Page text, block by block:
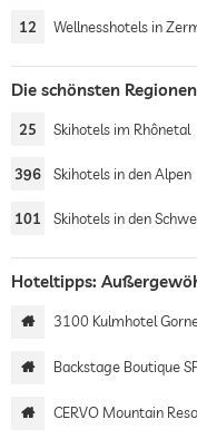
12 Wellnesshotels in
Die schönsten
25 Skihotels im Rhônetal
396 Skihotels in den Alpen
101 Skihotels in den
Hoteltipps:
3100 Kulmhotel
Backstage Boutique
CERVO Mountain